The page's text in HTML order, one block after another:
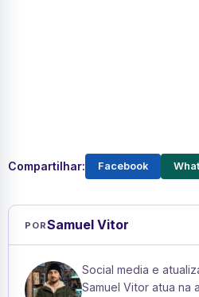
Compartilhar: Facebook
PORSamuel Vitor
Social media e
Samuel Vitor atua na